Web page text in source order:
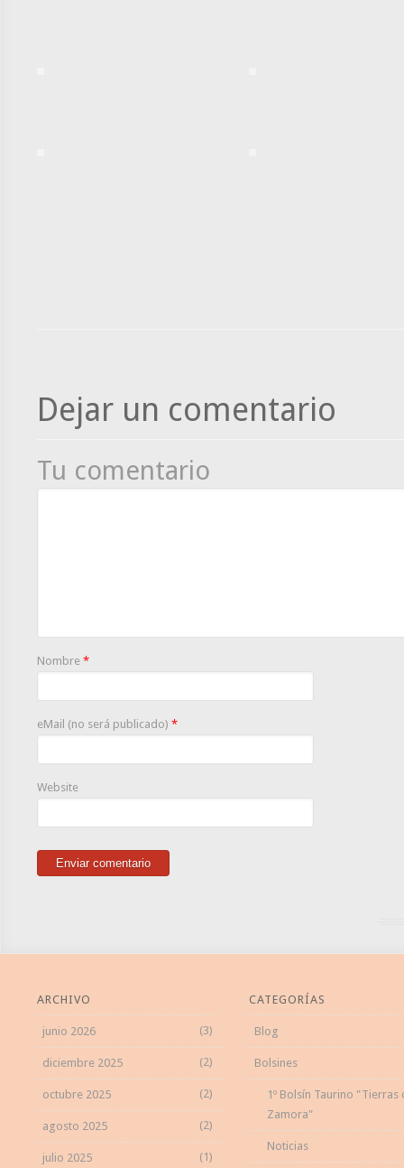
Dejar un comentario
Tu comentario
Nombre *
eMail (no será publicado) *
Website
ARCHIVO
junio 2026 (3)
diciembre 2025 (2)
octubre 2025 (2)
agosto 2025 (2)
julio 2025 (1)
CATEGORÍAS
Blog
Bolsines
1º Bolsín Taurino "Tierras
Zamora"
Noticias